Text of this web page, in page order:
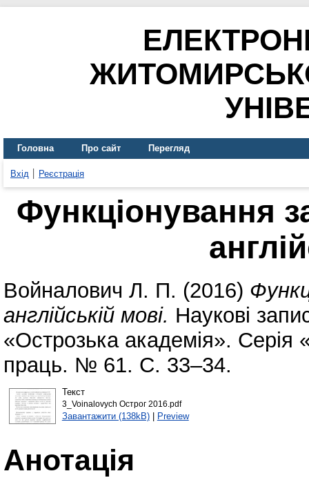
Головна Про сайт Перегляд
Вхід Реєстрація
Функціонування
Войналович Л. П. (2016)
англійській мові. Наукові
«Острозька академія». Серія
праць. № 61. С. 33–34.
Текст
3_Voinalovych Острог 2016.pdf
Завантажити (138kB)| Preview
Анотація